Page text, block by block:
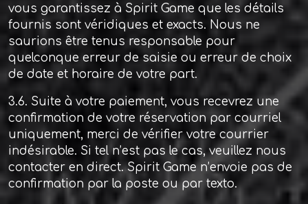
vous garantissez à Spirit Game que les détails
fournis sont véridiques et exacts. Nous ne
saurions être tenus responsable pour
quelconque erreur de saisie ou erreur de choix
de date et horaire de votre part.
3.6. Suite à votre paiement, vous recevrez une
confirmation de votre réservation par courriel
uniquement, merci de vérifier votre courrier
indésirable. Si tel n’est pas le cas, veuillez nous
contacter en direct. Spirit Game n’envoie pas de
confirmation par la poste ou par texto.